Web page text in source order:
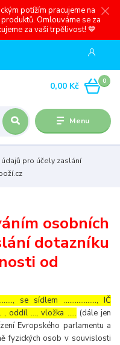
potížím pracujeme na
Omlouváme se za
za vaši trpělivost! 💙
Menu
0
0,00 Kč
pro účely zaslání
osobních
dotazníku
od
se sídlem ………………, IČ
oddíl …, vložka ….. (dále jen
Evropského parlamentu a
fyzických osob v souvislosti